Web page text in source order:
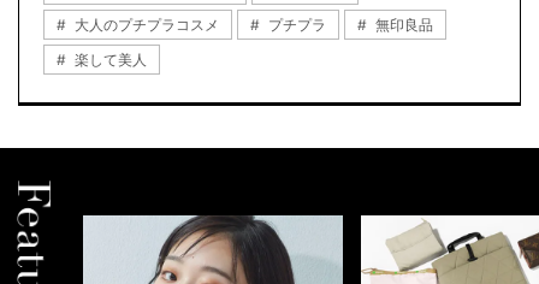
大人のプチプラコスメ
プチプラ
無印良品
楽して美人